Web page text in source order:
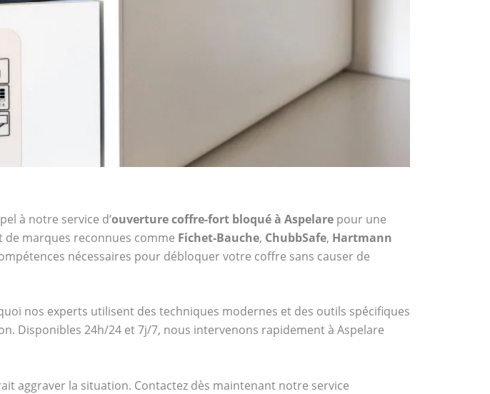
à notre service d’ouverture coffre-fort bloqué à Aspelare pour une
marques reconnues comme Fichet-Bauche, ChubbSafe, Hartmann
nécessaires pour débloquer votre coffre sans causer de
nos experts utilisent des techniques modernes et des outils spécifiques
Disponibles 24h/24 et 7j/7, nous intervenons rapidement à Aspelare
aggraver la situation. Contactez dès maintenant notre service